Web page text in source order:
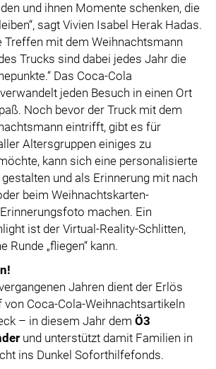
und ihnen Momente schenken, die
sagt Vivien Isabel Herak Hadas.
Treffen mit dem Weihnachtsmann
Trucks sind dabei jedes Jahr die
Das Coca-Cola
jeden Besuch in einen Ort
Noch bevor der Truck mit dem
eintrifft, gibt es für
Altersgruppen einiges zu
kann sich eine personalisierte
und als Erinnerung mit nach
beim Weihnachtskarten-
machen. Ein
ist der Virtual-Reality-Schlitten,
Runde „fliegen“ kann.
Jahren dient der Erlös
von Coca-Cola-Weihnachtsartikeln
– in diesem Jahr dem Ö3
und unterstützt damit Familien in
ins Dunkel Soforthilfefonds.